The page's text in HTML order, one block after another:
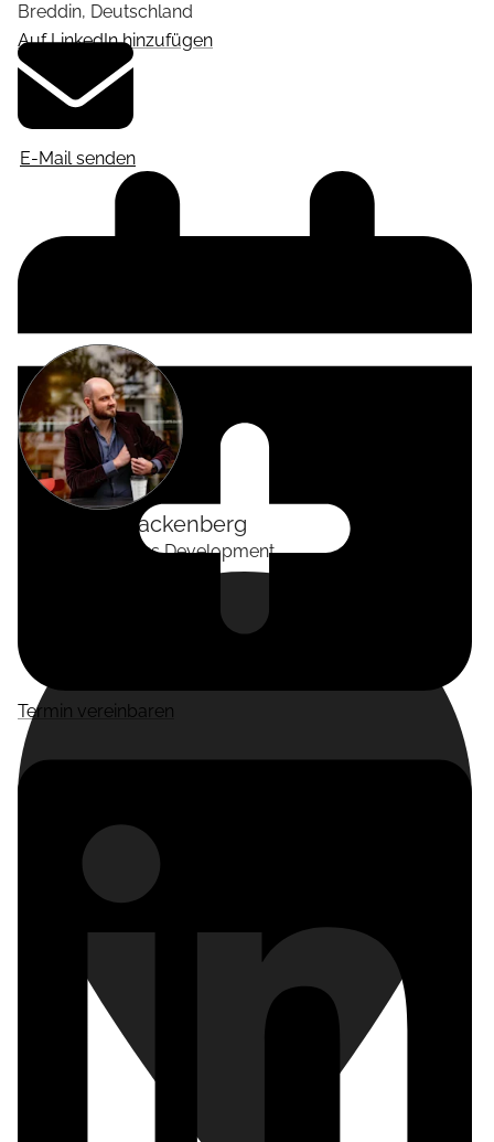
Auf LinkedIn hinzufügen
Breddin, Deutschland
E-Mail senden
Termin vereinbaren
Tackenberg
Head of Business Development